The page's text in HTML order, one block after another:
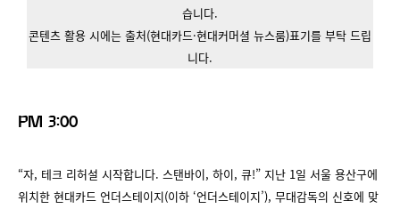
습니다.
콘텐츠 활용 시에는 출처(현대카드·현대커머셜 뉴스룸)표기를 부탁 드립
니다.
PM 3:00
“자, 테크 리허설 시작합니다. 스탠바이, 하이, 큐!” 지난 1일 서울 용산구에
위치한 현대카드 언더스테이지(이하 ‘언더스테이지’), 무대감독의 신호에 맞